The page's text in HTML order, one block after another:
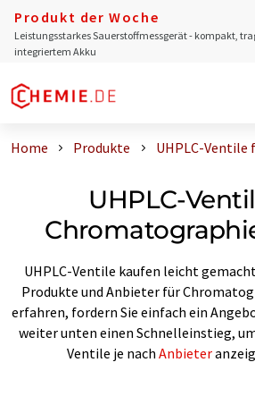
Produkt der Woche
Leistungsstarkes Sauerstoffmessgerät - kompakt,
integriertem Akku
Home Produkte UHPLC-
UHPLC-
UHPLC-Ventile kaufen leicht
Produkte und Anbieter für
erfahren, fordern Sie einfach ein
weiter unten einen Schnelleinstieg,
Ventile je nach Anbieter